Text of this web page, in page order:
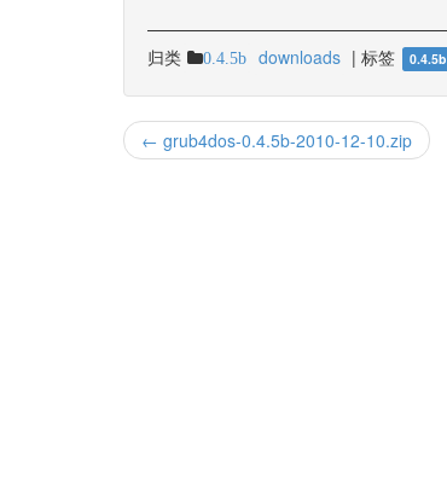
归类 0.4.5b downloads | 标签 0.4.5b
← grub4dos-0.4.5b-2010-12-10.zip